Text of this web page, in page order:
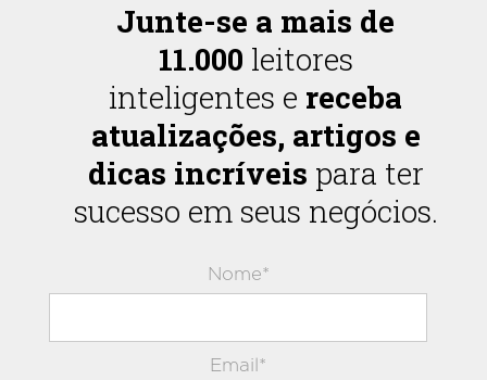
Junte-se a mais de
11.000 leitores
inteligentes e receba
atualizações, artigos e
dicas incríveis para ter
sucesso em seus negócios.
Nome*
Email*